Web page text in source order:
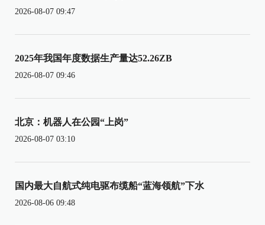
2026-08-07 09:47
2025年我国年度数据生产量达52.26ZB
2026-08-07 09:46
北京：机器人在公园“上岗”
2026-08-07 03:10
国内最大自航式纯电驱布缆船“蓝海领航”下水
2026-08-06 09:48